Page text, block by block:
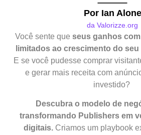
Por Ian Alone
da Valorizze.org
Você sente que seus ganhos
limitados ao crescimento do
E se você pudesse comprar
e gerar mais receita com
investido?
Descubra o modelo de
transformando Publishers em
digitais. Criamos um playbook